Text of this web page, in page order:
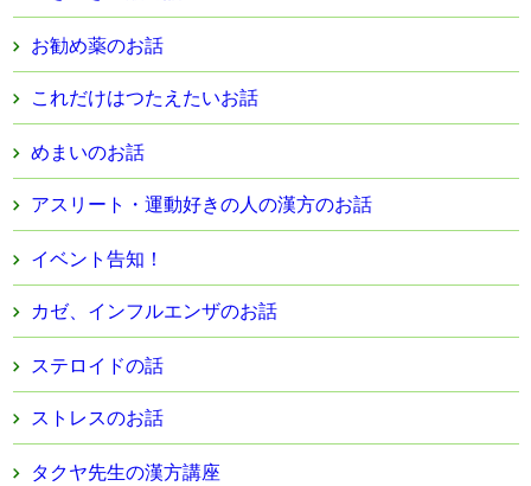
お勧め薬のお話
これだけはつたえたいお話
めまいのお話
アスリート・運動好きの人の漢方のお話
イベント告知！
カゼ、インフルエンザのお話
ステロイドの話
ストレスのお話
タクヤ先生の漢方講座